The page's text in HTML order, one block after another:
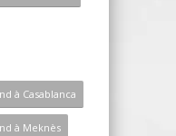
à Casablanca
à Meknès